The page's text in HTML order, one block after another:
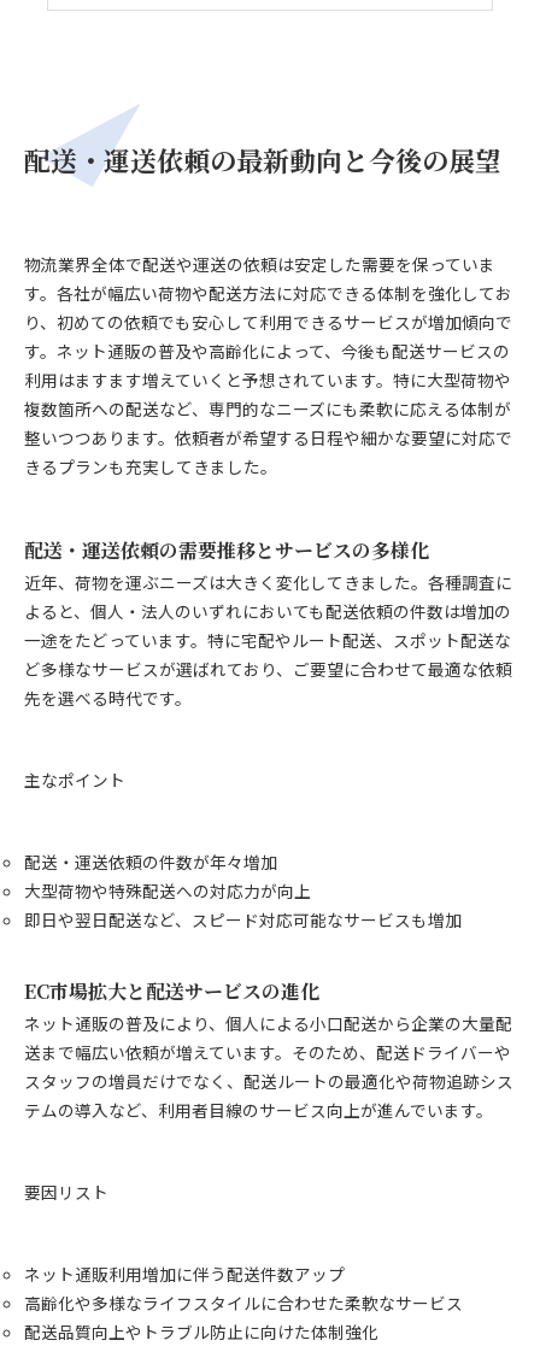
配送・運送依頼の最新動向と今後の展望
物流業界全体で配送や運送の依頼は安定した需要を保っていま
す。各社が幅広い荷物や配送方法に対応できる体制を強化してお
り、初めての依頼でも安心して利用できるサービスが増加傾向で
す。ネット通販の普及や高齢化によって、今後も配送サービスの
利用はますます増えていくと予想されています。特に大型荷物や
複数箇所への配送など、専門的なニーズにも柔軟に応える体制が
整いつつあります。依頼者が希望する日程や細かな要望に対応で
きるプランも充実してきました。
配送・運送依頼の需要推移とサービスの多様化
近年、荷物を運ぶニーズは大きく変化してきました。各種調査に
よると、個人・法人のいずれにおいても配送依頼の件数は増加の
一途をたどっています。特に宅配やルート配送、スポット配送な
ど多様なサービスが選ばれており、ご要望に合わせて最適な依頼
先を選べる時代です。
主なポイント
配送・運送依頼の件数が年々増加
大型荷物や特殊配送への対応力が向上
即日や翌日配送など、スピード対応可能なサービスも増加
EC市場拡大と配送サービスの進化
ネット通販の普及により、個人による小口配送から企業の大量配
送まで幅広い依頼が増えています。そのため、配送ドライバーや
スタッフの増員だけでなく、配送ルートの最適化や荷物追跡シス
テムの導入など、利用者目線のサービス向上が進んでいます。
要因リスト
ネット通販利用増加に伴う配送件数アップ
高齢化や多様なライフスタイルに合わせた柔軟なサービス
配送品質向上やトラブル防止に向けた体制強化